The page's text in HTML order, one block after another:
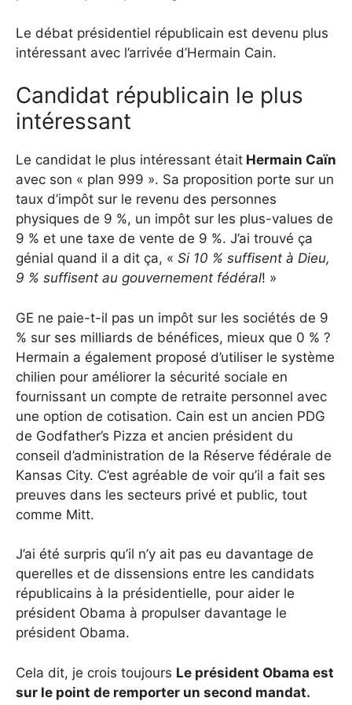
Le débat présidentiel républicain est devenu plus
intéressant avec l’arrivée d’Hermain Cain.
Candidat républicain le plus
intéressant
Le candidat le plus intéressant était Hermain Caïn
avec son « plan 999 ». Sa proposition porte sur un
taux d’impôt sur le revenu des personnes
physiques de 9 %, un impôt sur les plus-values ​​de
9 % et une taxe de vente de 9 %. J’ai trouvé ça
génial quand il a dit ça, « Si 10 % suffisent à Dieu,
9 % suffisent au gouvernement fédéral! »
GE ne paie-t-il pas un impôt sur les sociétés de 9
% sur ses milliards de bénéfices, mieux que 0 % ?
Hermain a également proposé d’utiliser le système
chilien pour améliorer la sécurité sociale en
fournissant un compte de retraite personnel avec
une option de cotisation. Cain est un ancien PDG
de Godfather’s Pizza et ancien président du
conseil d’administration de la Réserve fédérale de
Kansas City. C’est agréable de voir qu’il a fait ses
preuves dans les secteurs privé et public, tout
comme Mitt.
J’ai été surpris qu’il n’y ait pas eu davantage de
querelles et de dissensions entre les candidats
républicains à la présidentielle, pour aider le
président Obama à propulser davantage le
président Obama.
Cela dit, je crois toujours Le président Obama est
sur le point de remporter un second mandat.